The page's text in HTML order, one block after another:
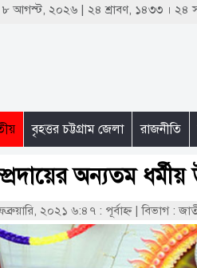
আগস্ট, ২০২৬ | ২৪ শ্রাবণ, ১৪৩৩ । ২৪
বৃহত্তর চট্টগ্রাম জেলা রাজনীতি
অন্যতম
২০২১ ৬:৪৭ : পূর্বাহ্ণ |বিভাগ :